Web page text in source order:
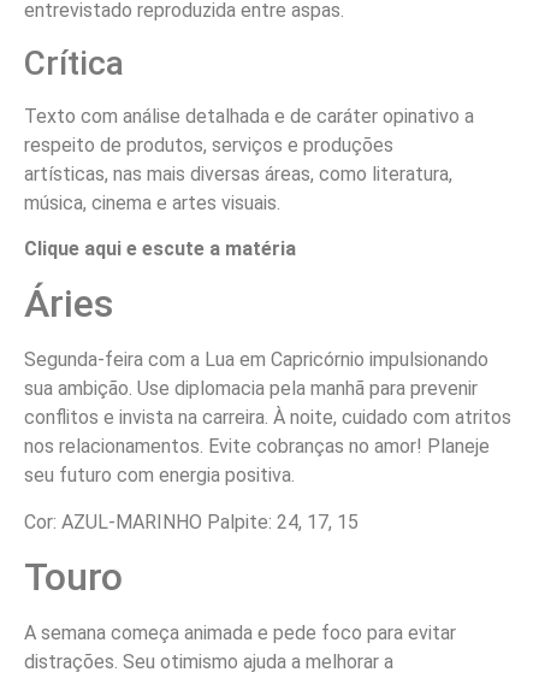
entrevistado reproduzida entre aspas.
Crítica
Texto com análise detalhada e de caráter opinativo a
respeito de produtos, serviços e produções
artísticas, nas mais diversas áreas, como literatura,
música, cinema e artes visuais.
Clique aqui e escute a matéria
Áries
Segunda-feira com a Lua em Capricórnio impulsionando
sua ambição. Use diplomacia pela manhã para prevenir
conflitos e invista na carreira. À noite, cuidado com atritos
nos relacionamentos. Evite cobranças no amor! Planeje
seu futuro com energia positiva.
Cor: AZUL-MARINHO Palpite: 24, 17, 15
Touro
A semana começa animada e pede foco para evitar
distrações. Seu otimismo ajuda a melhorar a